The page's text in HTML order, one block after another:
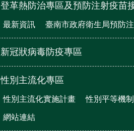
登革熱防治專區及預防注射疫苗
最新資訊 臺南市政府衛生局預防
新冠狀病毒防疫專區
性別主流化專區
性別主流化實施計畫 性別平等機制
網站連結